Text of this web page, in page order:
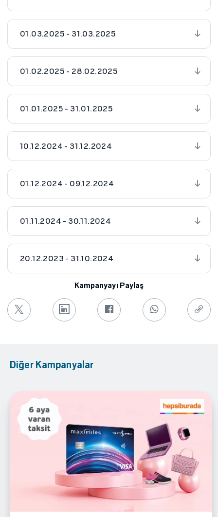
01.03.2025 - 31.03.2025
01.02.2025 - 28.02.2025
01.01.2025 - 31.01.2025
10.12.2024 - 31.12.2024
01.12.2024 - 09.12.2024
01.11.2024 - 30.11.2024
20.12.2023 - 31.10.2024
Kampanyayı Paylaş
Diğer Kampanyalar